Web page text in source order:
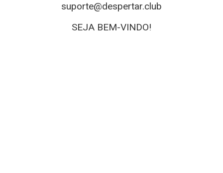
suporte@despertar.club
SEJA BEM-VINDO!